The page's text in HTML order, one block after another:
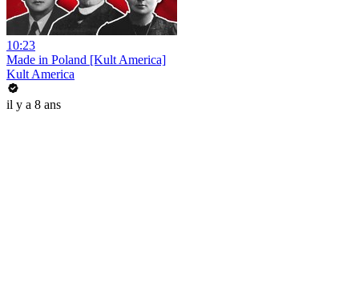
10:23
Made in Poland [Kult America]
Kult America
il y a 8 ans